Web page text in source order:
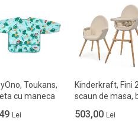
Toukans,
cu maneca
Lei
Kinderkraft, Fini
scaun de masa,
503,00 Lei